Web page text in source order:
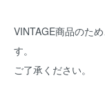
VINTAGE商品のた
す。
ご了承ください。